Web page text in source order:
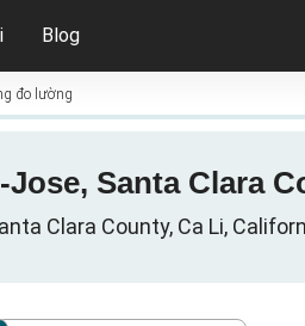
Blog
đo lường
Santa Clara
Clara County, Ca Li,